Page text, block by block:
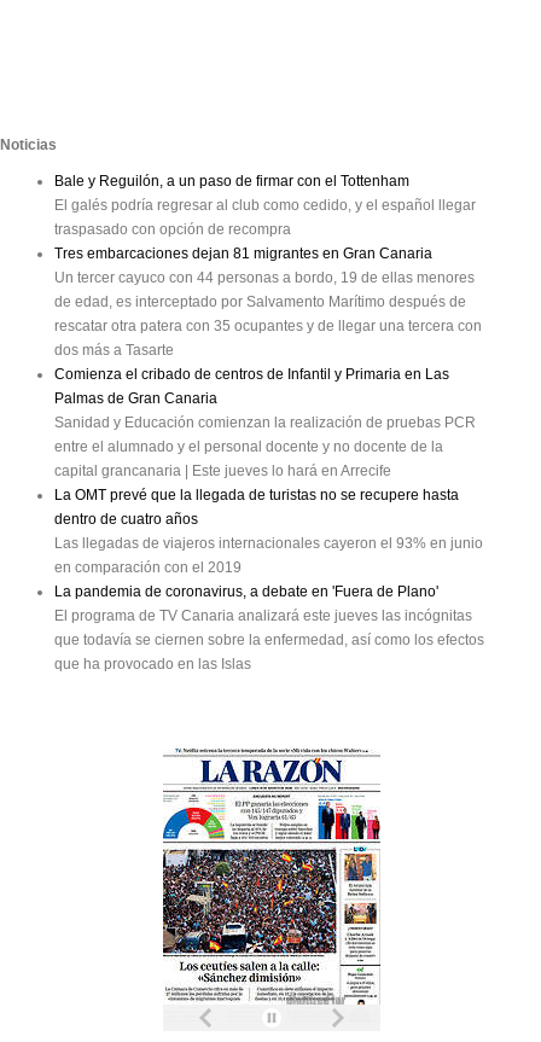
Noticias
Bale y Reguilón, a un paso de firmar con el Tottenham
El galés podría regresar al club como cedido, y el español llegar
traspasado con opción de recompra
Tres embarcaciones dejan 81 migrantes en Gran Canaria
Un tercer cayuco con 44 personas a bordo, 19 de ellas menores
de edad, es interceptado por Salvamento Marítimo después de
rescatar otra patera con 35 ocupantes y de llegar una tercera con
dos más a Tasarte
Comienza el cribado de centros de Infantil y Primaria en Las
Palmas de Gran Canaria
Sanidad y Educación comienzan la realización de pruebas PCR
entre el alumnado y el personal docente y no docente de la
capital grancanaria | Este jueves lo hará en Arrecife
La OMT prevé que la llegada de turistas no se recupere hasta
dentro de cuatro años
Las llegadas de viajeros internacionales cayeron el 93% en junio
en comparación con el 2019
La pandemia de coronavirus, a debate en 'Fuera de Plano'
El programa de TV Canaria analizará este jueves las incógnitas
que todavía se ciernen sobre la enfermedad, así como los efectos
que ha provocado en las Islas